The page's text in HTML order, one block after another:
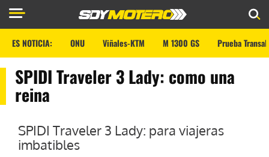
ES NOTICIA: ONU Viñales-KTM M 1300 GS Prueba
SPIDI Traveler 3 Lady: como una
reina
SPIDI Traveler 3 Lady: para viajeras
imbatibles